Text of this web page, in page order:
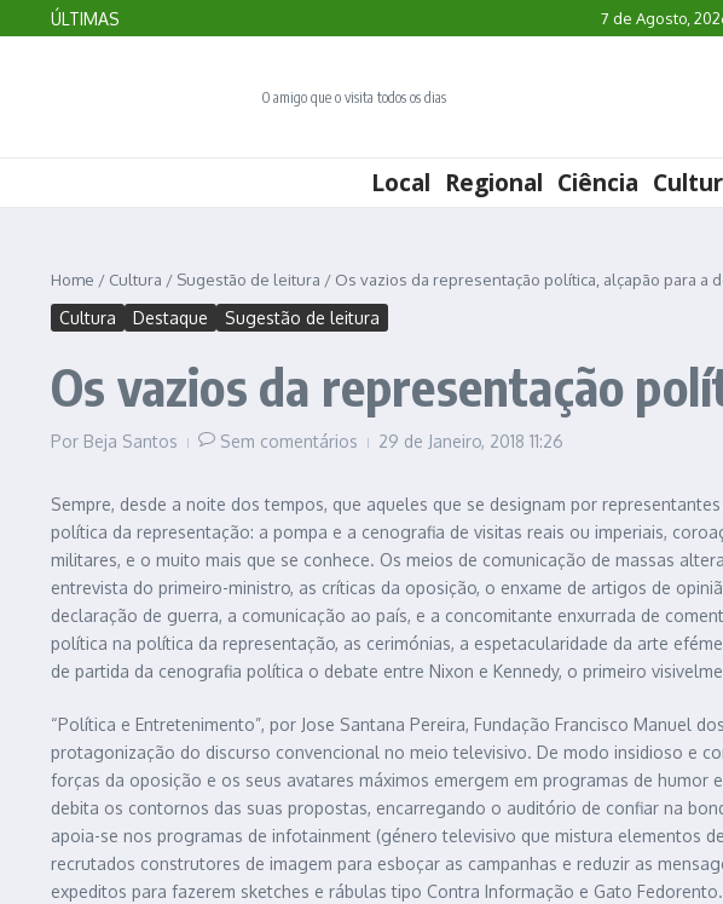
Ir para o conteúdo
ÚLTIMAS 7 de Agosto,
O amigo que o visita todos os dias
Local Regional Ciência
Home / Cultura / Sugestão de leitura / Os vazios da representação política, alçapão para a
Cultura Destaque Sugestão de leitura
Os vazios da representação
Por Beja Santos Sem comentários 29 de Janeiro, 2018 11:26
Sempre, desde a noite dos tempos, que aqueles que se designam por
política da representação: a pompa e a cenografia de visitas reais ou imperiais,
militares, e o muito mais que se conhece. Os meios de comunicação de massas
entrevista do primeiro-ministro, as críticas da oposição, o enxame de artigos de
declaração de guerra, a comunicação ao país, e a concomitante enxurrada de
política na política da representação, as cerimónias, a espetacularidade da arte
de partida da cenografia política o debate entre Nixon e Kennedy, o primeiro
“Política e Entretenimento”, por Jose Santana Pereira, Fundação Francisco Manuel
protagonização do discurso convencional no meio televisivo. De modo insidioso e
forças da oposição e os seus avatares máximos emergem em programas de
debita os contornos das suas propostas, encarregando o auditório de confiar na
apoia-se nos programas de infotainment (género televisivo que mistura elementos
recrutados construtores de imagem para esboçar as campanhas e reduzir as
expeditos para fazerem sketches e rábulas tipo Contra Informação e Gato Fedorento.